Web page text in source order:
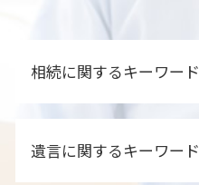
相続に関するキーワード
相続人調査 依頼
遺言に関するキーワード